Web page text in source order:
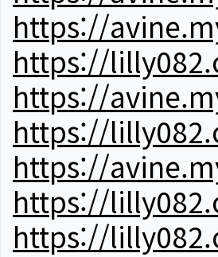
https://
https://
https://
https://
https://
https://
https://